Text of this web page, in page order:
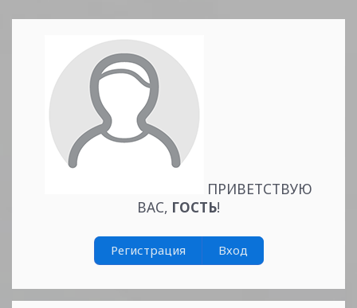
ПРИВЕТСТВУЮ
ВАС, ГОСТЬ!
Регистрация Вход